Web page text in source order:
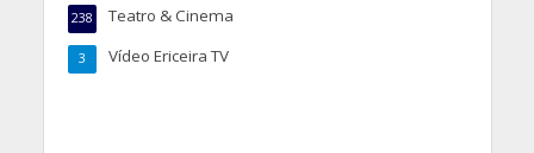
Teatro & Cinema
238
Vídeo Ericeira TV
3